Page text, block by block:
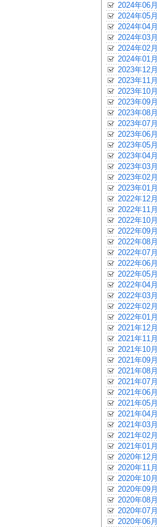
2024年06月
2024年05月
2024年04月
2024年03月
2024年02月
2024年01月
2023年12月
2023年11月
2023年10月
2023年09月
2023年08月
2023年07月
2023年06月
2023年05月
2023年04月
2023年03月
2023年02月
2023年01月
2022年12月
2022年11月
2022年10月
2022年09月
2022年08月
2022年07月
2022年06月
2022年05月
2022年04月
2022年03月
2022年02月
2022年01月
2021年12月
2021年11月
2021年10月
2021年09月
2021年08月
2021年07月
2021年06月
2021年05月
2021年04月
2021年03月
2021年02月
2021年01月
2020年12月
2020年11月
2020年10月
2020年09月
2020年08月
2020年07月
2020年06月